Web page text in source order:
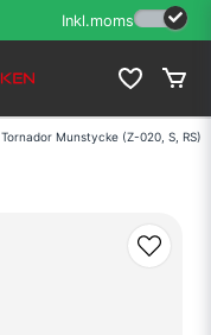
Erfarenhet sedan
Inkl.moms
Tornador Munstycke (Z-020, S, RS)